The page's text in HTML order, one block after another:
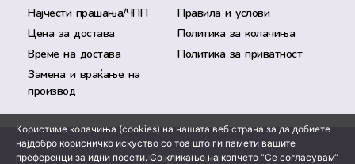
Најчести прашања/ЧПП
Цена за достава
Време на достава
Замена и враќање на
производ
Правила и услови
Политика за колачиња
Политика за приватност
© All rights reserved
Користиме колачиња (cookies) на нашата веб страна за да добиете
најдобро корисничко искуство со тоа што ги памети вашите
преференци за идни посети. Со кликање на копчето “Се согласувам“